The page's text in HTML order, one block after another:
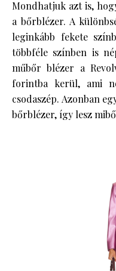
Mondhatjuk azt is,
a bőrblézer. A
leginkább fekete
többféle színben is
műbőr blézer a
forintba kerül, ami
csodaszép. Azonban
bőrblézer, így lesz